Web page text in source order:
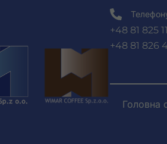
+48 81 825
+48 81 826
Головна